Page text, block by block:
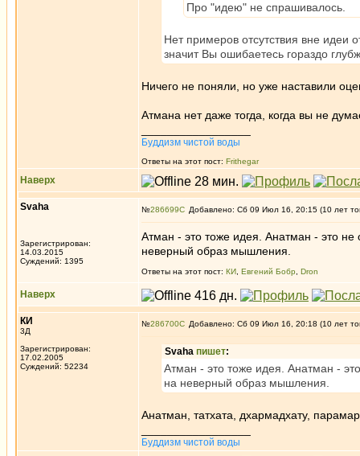
Про "идею" не спрашивалось.
Нет примеров отсутствия вне идеи
значит Вы ошибаетесь гораздо
Ничего не поняли, но уже наставили
Атмана нет даже тогда, когда вы не
Буддизм чистой воды
Ответы на этот пост: Frithegar
Наверх
Svaha
Зарегистрирован:
14.03.2015
Суждений: 1395
№286699 Добавлено: Сб 09 Июл 16, 20:15 (10 лет
Атман - это тоже идея. Анатман - это не
неверный образ мышления.
Ответы на этот пост: КИ Евгений Бобр Dron
Наверх
КИ
3Д
Зарегистрирован:
17.02.2005
Суждений: 52234
№286700 Добавлено: Сб 09 Июл 16, 20:18 (10 лет
Svaha пишет:
Атман - это тоже идея. Анатман -
на неверный образ мышления.
Анатман, татхата, дхармадхату,
Буддизм чистой воды